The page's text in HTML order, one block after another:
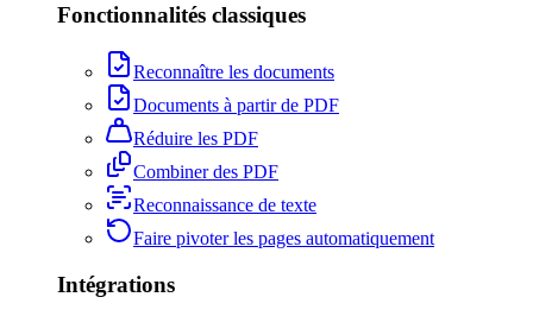
Fonctionnalités classiques
Reconnaître les documents
Documents à partir de PDF
Réduire les PDF
Combiner des PDF
Reconnaissance de texte
Faire pivoter les pages automatiquement
Intégrations